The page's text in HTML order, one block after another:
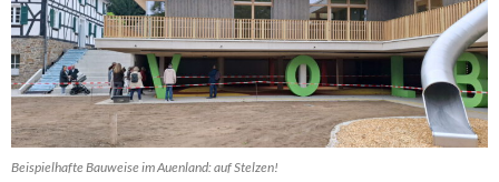
Beispielhafte Bauweise im Auenland: auf Stelzen!